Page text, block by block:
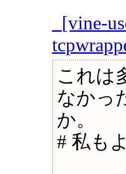
[vine-
これは
なかっ
か。
# 私も